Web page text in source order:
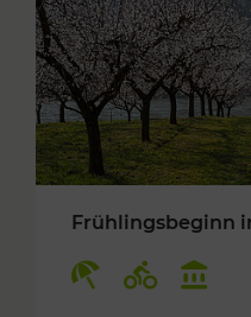
Frühlingsbeginn